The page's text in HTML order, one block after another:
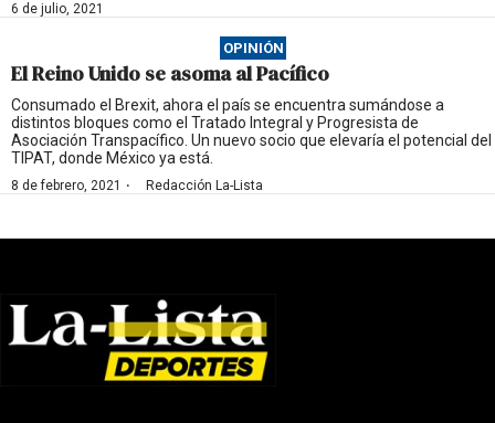
6 de julio, 2021
OPINIÓN
El Reino Unido se asoma al Pacífico
Consumado el Brexit, ahora el país se encuentra sumándose a
distintos bloques como el Tratado Integral y Progresista de
Asociación Transpacífico. Un nuevo socio que elevaría el potencial del
TIPAT, donde México ya está.
8 de febrero, 2021 · Redacción La-Lista